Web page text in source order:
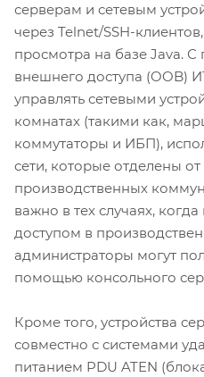
серверам и сетевым
через Telnet/SSH-
просмотра на базе Java.
внешнего доступа (OOB)
управлять сетевыми
комнатах (такими как,
коммутаторы и ИБП),
сети, которые отделены
производственных
важно в тех случаях,
доступом в
администраторы могут
помощью консольного
Кроме того, устройства
совместно с системами
питанием PDU ATEN